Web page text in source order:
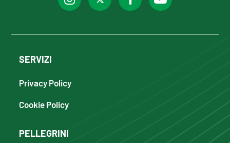
SERVIZI
Privacy Policy
Cookie Policy
PELLEGRINI